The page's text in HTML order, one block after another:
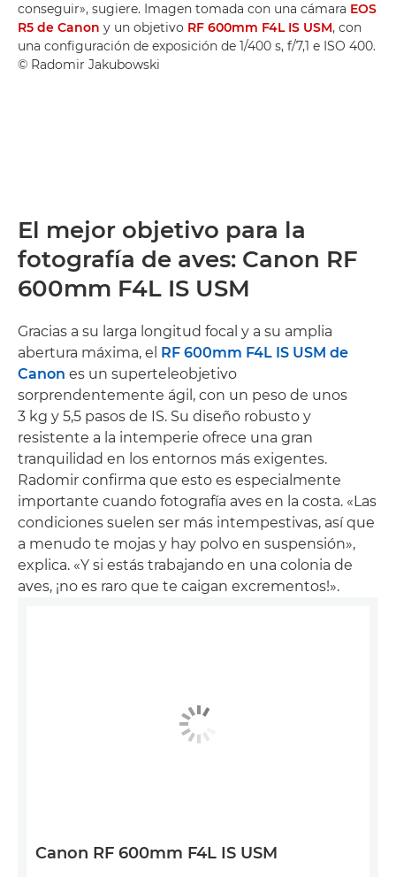
conseguir», sugiere. Imagen tomada con una cámara EOS
R5 de Canon y un objetivo RF 600mm F4L IS USM, con
una configuración de exposición de 1/400 s, f/7,1 e ISO 400.
© Radomir Jakubowski
El mejor objetivo para la
fotografía de aves: Canon RF
600mm F4L IS USM
Gracias a su larga longitud focal y a su amplia
abertura máxima, el
RF 600mm F4L IS USM de
Canon es un superteleobjetivo
sorprendentemente ágil, con un peso de unos
3 kg y 5,5 pasos de IS. Su diseño robusto y
resistente a la intemperie ofrece una gran
tranquilidad en los entornos más exigentes.
Radomir confirma que esto es especialmente
importante cuando fotografía aves en la costa. «Las
condiciones suelen ser más intempestivas, así que
a menudo te mojas y hay polvo en suspensión»,
explica. «Y si estás trabajando en una colonia de
aves, ¡no es raro que te caigan excrementos!».
Canon RF 600mm F4L IS USM